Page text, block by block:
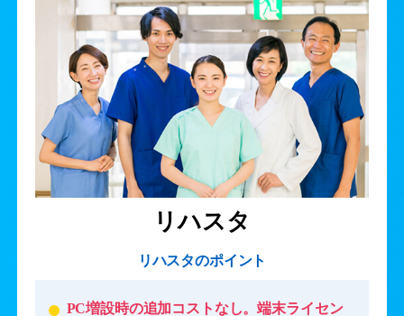
リハスタ
リハスタのポイント
PC増設時の追加コストなし。端末ライセン